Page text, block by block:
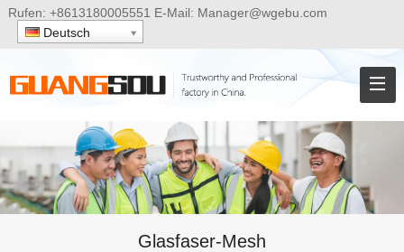
Rufen: +8613180005551 E-Mail: Manager@wgebu.com
Deutsch
Glasfaser-Mesh